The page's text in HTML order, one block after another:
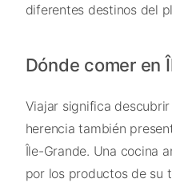
diferentes destinos del
Dónde comer en
Viajar significa
herencia también
Île-Grande. Una cocina
por los productos de su